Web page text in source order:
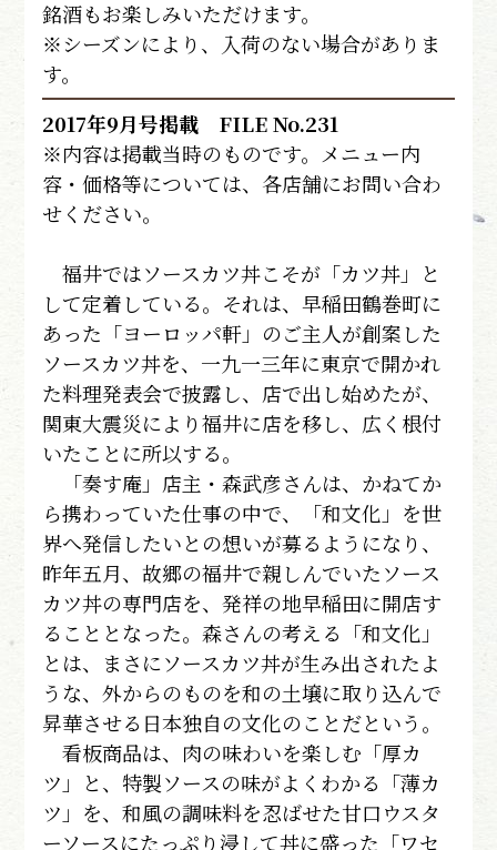
銘酒もお楽しみいただけます。
※シーズンにより、入荷のない場合がありま
す。
2017年9月号掲載 FILE No.231
※内容は掲載当時のものです。メニュー内
容・価格等については、各店舗にお問い合わ
せください。
福井ではソースカツ丼こそが「カツ丼」と
して定着している。それは、早稲田鶴巻町に
あった「ヨーロッパ軒」のご主人が創案した
ソースカツ丼を、一九一三年に東京で開かれ
た料理発表会で披露し、店で出し始めたが、
関東大震災により福井に店を移し、広く根付
いたことに所以する。
「奏す庵」店主・森武彦さんは、かねてか
ら携わっていた仕事の中で、「和文化」を世
界へ発信したいとの想いが募るようになり、
昨年五月、故郷の福井で親しんでいたソース
カツ丼の専門店を、発祥の地早稲田に開店す
ることとなった。森さんの考える「和文化」
とは、まさにソースカツ丼が生み出されたよ
うな、外からのものを和の土壌に取り込んで
昇華させる日本独自の文化のことだという。
看板商品は、肉の味わいを楽しむ「厚カ
ツ」と、特製ソースの味がよくわかる「薄カ
ツ」を、和風の調味料を忍ばせた甘口ウスタ
ーソースにたっぷり浸して丼に盛った「ワセ